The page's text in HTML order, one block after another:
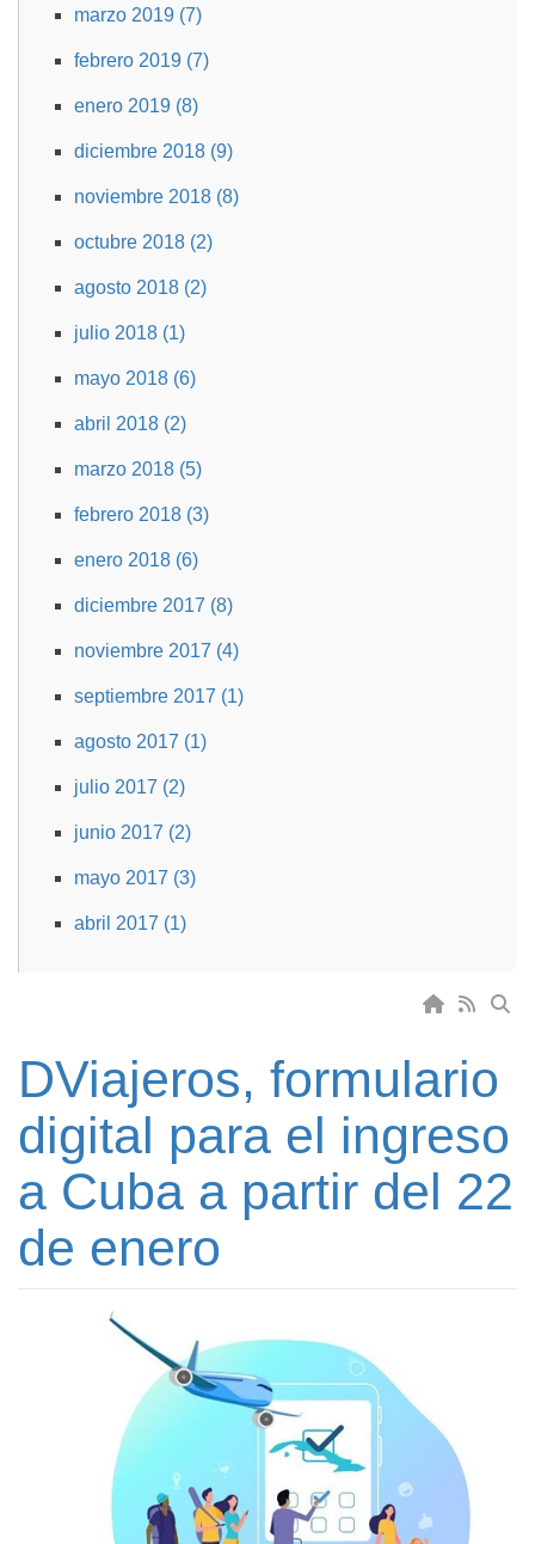
marzo 2019 (7)
febrero 2019 (7)
enero 2019 (8)
diciembre 2018 (9)
noviembre 2018 (8)
octubre 2018 (2)
agosto 2018 (2)
julio 2018 (1)
mayo 2018 (6)
abril 2018 (2)
marzo 2018 (5)
febrero 2018 (3)
enero 2018 (6)
diciembre 2017 (8)
noviembre 2017 (4)
septiembre 2017 (1)
agosto 2017 (1)
julio 2017 (2)
junio 2017 (2)
mayo 2017 (3)
abril 2017 (1)
DViajeros, formulario
digital para el ingreso
a Cuba a partir del 22
de enero